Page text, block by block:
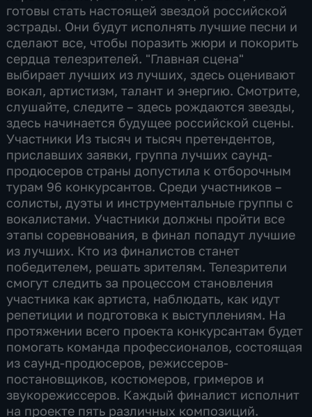
готовы стать настоящей звездой российской
эстрады. Они будут исполнять лучшие песни и
сделают все, чтобы поразить жюри и покорить
сердца телезрителей. "Главная сцена"
выбирает лучших из лучших, здесь оценивают
вокал, артистизм, талант и энергию. Смотрите,
слушайте, следите – здесь рождаются звезды,
здесь начинается будущее российской сцены.
Участники Из тысяч и тысяч претендентов,
приславших заявки, группа лучших саунд-
продюсеров страны допустила к отборочным
турам 96 конкурсантов. Среди участников –
солисты, дуэты и инструментальные группы с
вокалистами. Участники должны пройти все
этапы соревнования, в финал попадут лучшие
из лучших. Кто из финалистов станет
победителем, решать зрителям. Телезрители
смогут следить за процессом становления
участника как артиста, наблюдать, как идут
репетиции и подготовка к выступлениям. На
протяжении всего проекта конкурсантам будет
помогать команда профессионалов, состоящая
из саунд-продюсеров, режиссеров-
постановщиков, костюмеров, гримеров и
звукорежиссеров. Каждый финалист исполнит
на проекте пять различных композиций.